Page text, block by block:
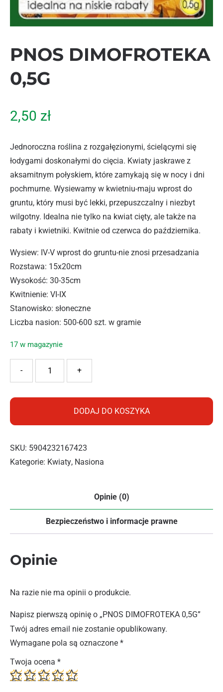
PNOS DIMOFROTEKA
0,5G
2,50 zł
Jednoroczna roślina z rozgałęzionymi, ścielącymi się
łodygami doskonałymi do cięcia. Kwiaty jaskrawe z
aksamitnym połyskiem, które zamykają się w nocy i dni
pochmurne. Wysiewamy w kwietniu-maju wprost do
gruntu, który musi być lekki, przepuszczalny i niezbyt
wilgotny. Idealna nie tylko na kwiat cięty, ale także na
rabaty i kwietniki. Kwitnie od czerwca do października.
Wysiew: IV-V wprost do gruntu-nie znosi przesadzania
Rozstawa: 15x20cm
Wysokość: 30-35cm
Kwitnienie: VI-IX
Stanowisko: słoneczne
Liczba nasion: 500-600 szt. w gramie
17 w magazynie
+
-
DODAJ DO KOSZYKA
SKU: 5904232167423
Kategorie: Kwiaty, Nasiona
Opinie (0)
Bezpieczeństwo i informacje prawne
Opinie
Na razie nie ma opinii o produkcie.
Napisz pierwszą opinię o „PNOS DIMOFROTEKA 0,5G”
Twój adres email nie zostanie opublikowany.
Wymagane pola są oznaczone *
Twoja ocena *